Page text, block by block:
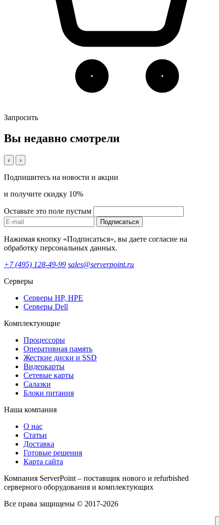
Запросить
Вы недавно смотрели
‹ ›
Подпишитесь на новости и акции
и получите скидку 10%
Оставьте это поле пустым
Подписаться
Нажимая кнопку «Подписаться», вы даете согласие на
обработку персональных данных.
+7 (495) 128-49-99 sales@serverpoint.ru
Серверы
Серверы HP, HPE
Серверы Dell
Комплектующие
Процессоры
Оперативная память
Жесткие диски и SSD
Видеокарты
Сетевые карты
Салазки
Блоки питания
Наша компания
О нас
Статьи
Доставка
Готовые решения
Карта сайта
Компания ServerPoint – поставщик нового и refurbished
серверного оборудования и комплектующих
Все права защищены © 2017-2026